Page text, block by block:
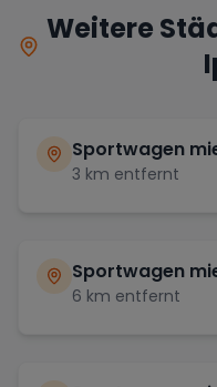
Weitere
Sportwagen
3 km entfernt
Sportwagen
6 km entfernt